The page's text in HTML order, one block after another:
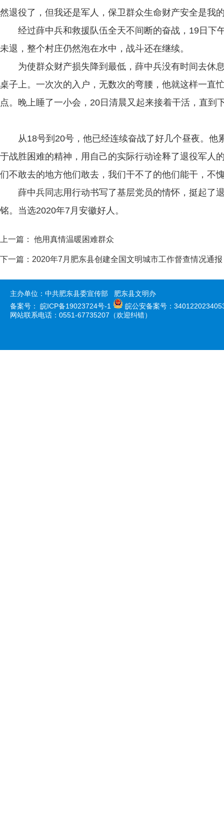
然退役了，但我还是军人，保卫群众生命财产安全是我
经过薛中兵和救援队伍全天不间断的奋战，19日下
未退，整个村庄仍然泡在水中，战斗还在继续。
为使群众财产损失降到最低，薛中兵没有时间去休
桌子上。一次次的入户，无数次的弯腰，他就这样一直
点。晚上睡了一小会，20日清晨又起来接着干活，直
从18号到20号，他已经连续奋战了好几个昼夜。
于战胜困难的精神，用自己的实际行动诠释了退役军人
们不敢去的地方他们敢去，我们干不了的他们能干，不
薛中兵同志用行动书写了基层党员的情怀，挺起了
铭。当选2020年7月安徽好人。
上一篇： 他用真情温暖困难群众
下一篇： 2020年7月肥东县创建全国文明城市工作督查情况通报
主办单位：中共肥东县委宣传部 肥东县文明办
备案号： 皖ICP备19023724号-1
皖公安备案号：
网站联系电话：0551-67735207（欢迎纠错）